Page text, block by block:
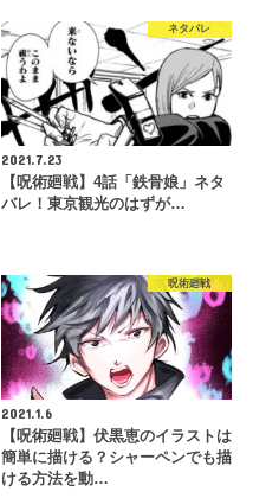
ネタバレ
2021.7.23
【呪術廻戦】4話「鉄骨娘」ネタ
バレ！東京観光のはずが…
呪術廻戦
2021.1.6
【呪術廻戦】伏黒恵のイラストは
簡単に描ける？シャーペンでも描
ける方法を動…